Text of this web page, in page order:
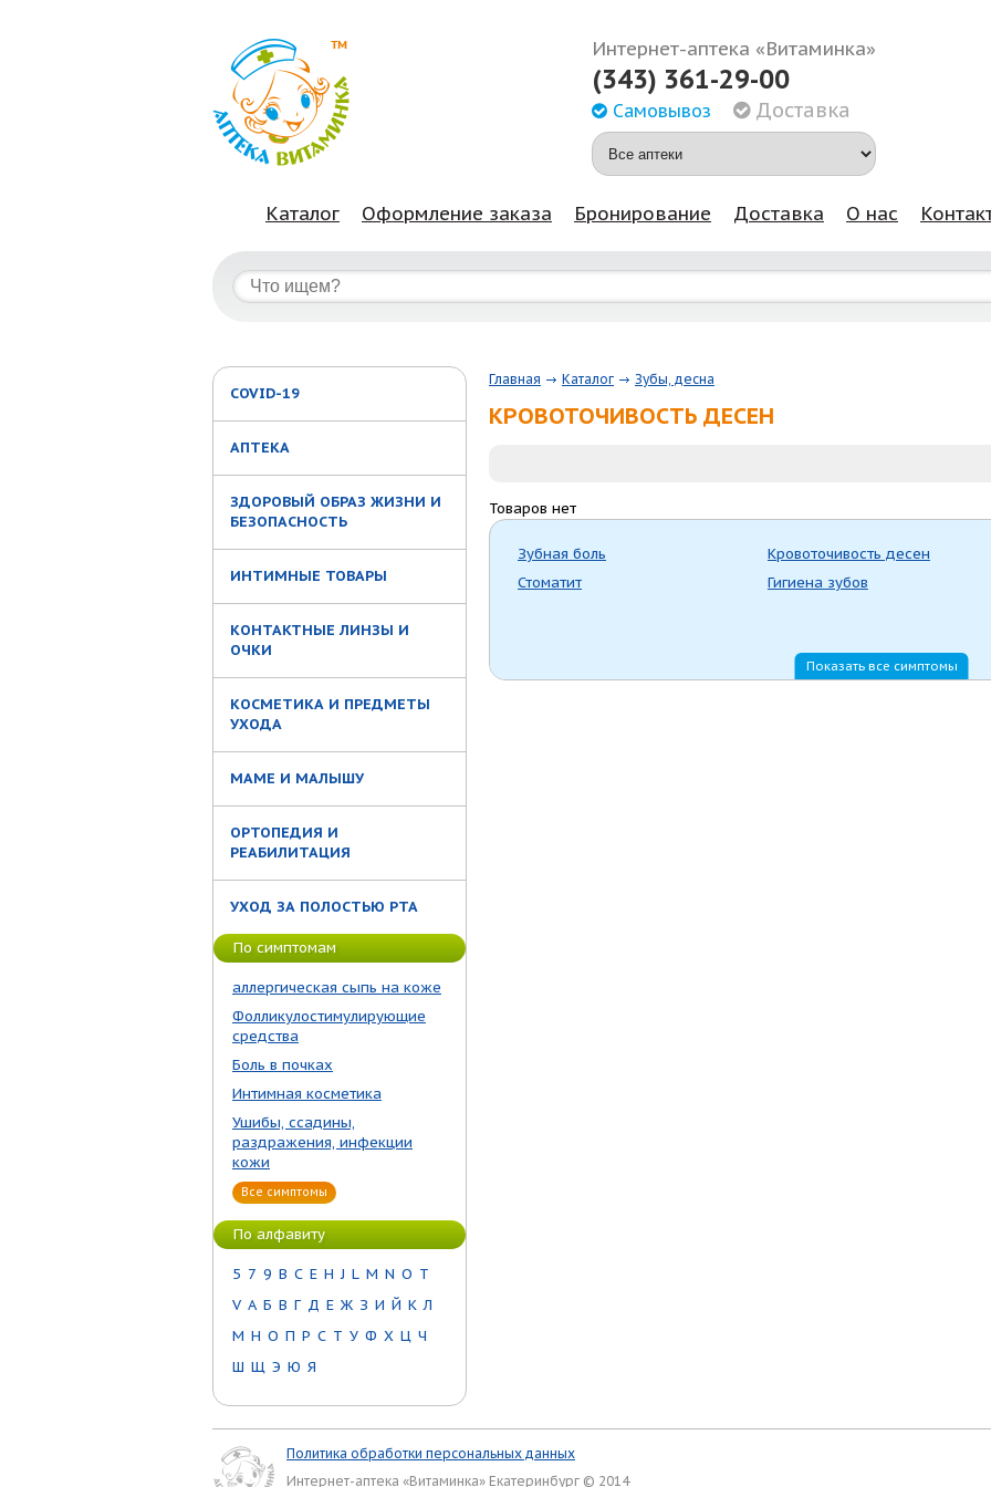
Интернет-аптека «Витаминка»
(343) 361-29-00
Самовывоз Доставка
Каталог Оформление заказа Бронирование Доставка О нас
COVID-19
АПТЕКА
ЗДОРОВЫЙ ОБРАЗ ЖИЗНИ И
БЕЗОПАСНОСТЬ
ИНТИМНЫЕ ТОВАРЫ
КОНТАКТНЫЕ ЛИНЗЫ И
ОЧКИ
КОСМЕТИКА И ПРЕДМЕТЫ
УХОДА
МАМЕ И МАЛЫШУ
ОРТОПЕДИЯ И
РЕАБИЛИТАЦИЯ
УХОД ЗА ПОЛОСТЬЮ РТА
По симптомам
аллергическая сыпь на коже
Фолликулостимулирующие
средства
Боль в почках
Интимная косметика
Ушибы, ссадины,
раздражения, инфекции
кожи
Все симптомы
По алфавиту
5 7 9 B C E H J L M N O T
V А Б В Г Д Е Ж З И Й К Л
М Н О П Р С Т У Ф Х Ц Ч
Ш Щ Э Ю Я
Главная Каталог Зубы, десна
КРОВОТОЧИВОСТЬ ДЕСЕН
Товаров нет
Зубная боль Кровоточивость десен
Стоматит
Гигиена зубов
Показать все симптомы
Политика обработки персональных данных
Интернет-аптека «Витаминка» Екатеринбург © 2014